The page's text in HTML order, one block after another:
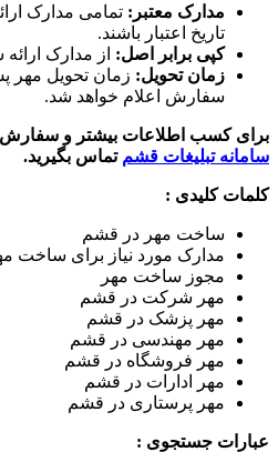
مدارک معتبر: تمامی مدارک
تاریخ اعتبار باشند.
کپی برابر اصل: از مدارک
زمان تحویل: زمان تحویل مهر
سفارش اعلام خواهد شد.
برای کسب اطلاعات بیشتر و سفارش
سامانه تبلیغات قشم تماس بگیرید.
کلمات کلیدی :
ساخت مهر در قشم
مدارک مورد نیاز برای ساخت
مجوز ساخت مهر
مهر شرکت در قشم
مهر پزشک در قشم
مهر مهندسی در قشم
مهر فروشگاه در قشم
مهر ادارات در قشم
مهر پرستاری در قشم
عبارات جستجوی :